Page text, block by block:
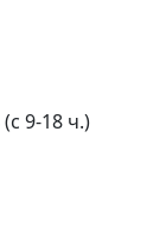
9-18 ч.)